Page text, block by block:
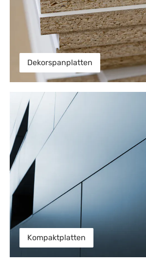
Dekorspanplatten
Kompaktplatten
Kompaktplatten